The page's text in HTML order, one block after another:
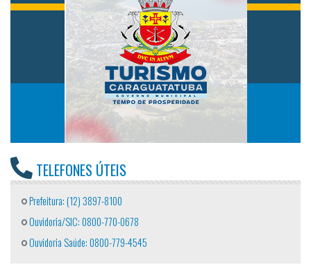
TELEFONES ÚTEIS
Prefeitura: (12) 3897-8100
Ouvidoria/SIC: 0800-770-0678
Ouvidoria Saúde: 0800-779-4545